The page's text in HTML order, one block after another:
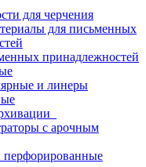
для черчения
для письменных
принадлежностей
и линеры
с арочным